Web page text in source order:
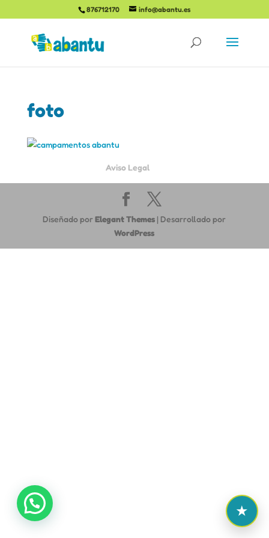
876712170 info@abantu.es
foto
Aviso Legal
Diseñado porElegant Themes | Desarrollado por
WordPress